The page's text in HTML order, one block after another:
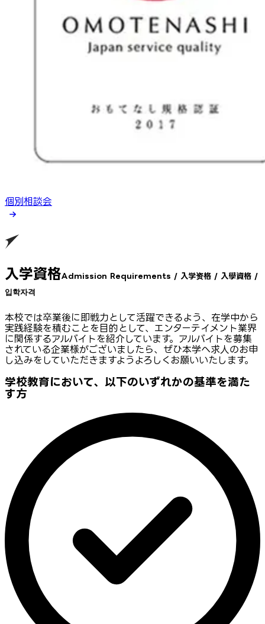
個別相談会
入学資格Admission Requirements / 入学资格 / 入學資格 /
입학자격
本校では卒業後に即戦力として活躍できるよう、在学中から
実践経験を積むことを目的として、エンターテイメント業界
に関係するアルバイトを紹介しています。アルバイトを募集
されている企業様がございましたら、ぜひ本学へ求人のお申
し込みをしていただきますようよろしくお願いいたします。
学校教育において、以下のいずれかの基準を満た
す方